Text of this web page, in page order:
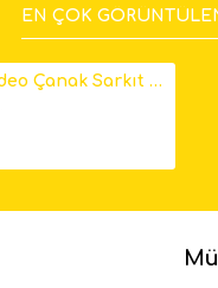
EN ÇOK
Mermer Odeo Çanak Sarkıt Avize